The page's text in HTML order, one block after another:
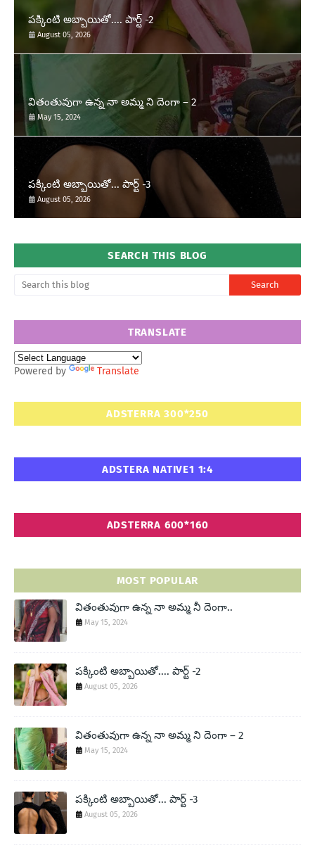
పక్కింటి అబ్బాయితో.... పార్ట్ -2
August 05, 2026
వితంతువుగా ఉన్న నా అమ్మ ని దెంగా – 2
May 15, 2024
పక్కింటి అబ్బాయితో... పార్ట్ -3
August 05, 2026
SEARCH THIS BLOG
TRANSLATE
Powered by Translate
ADSTERRA 300*250
ADSTERA NATIVE1 1:4
ADSTERRA 600*160
MOST POPULAR
వితంతువుగా ఉన్న నా అమ్మ నీ దెంగా..
May 15, 2024
పక్కింటి అబ్బాయితో.... పార్ట్ -2
August 05, 2026
వితంతువుగా ఉన్న నా అమ్మ ని దెంగా – 2
May 15, 2024
పక్కింటి అబ్బాయితో... పార్ట్ -3
August 05, 2026